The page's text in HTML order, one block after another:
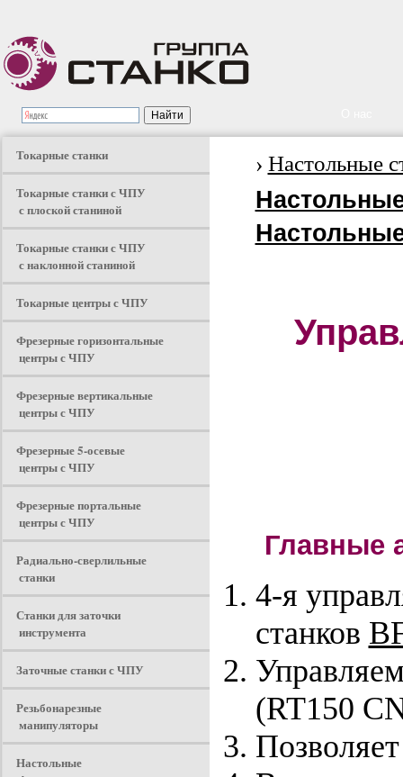
Токарные станки
Токарные станки с ЧПУ
с плоской станиной
Токарные станки с ЧПУ
с наклонной станиной
Токарные центры с ЧПУ
Фрезерные горизонтальные
центры с ЧПУ
Фрезерные вертикальные
центры с ЧПУ
Фрезерные 5-осевые
центры с ЧПУ
Фрезерные портальные
центры с ЧПУ
Радиально-сверлильные
станки
Станки для заточки
инструмента
Заточные станки с ЧПУ
Резьбонарезные
манипуляторы
Настольные
› Настольные
Главные
4-я
станков
(RT150